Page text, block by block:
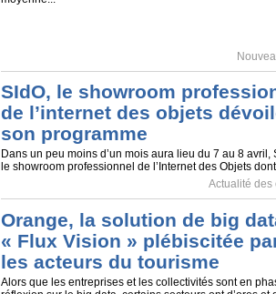
SIdO, le showroom
de l’internet des objets
son programme
Dans un peu moins d’un mois aura lieu du 7 au 8 avril,
le showroom professionnel de l’Internet des Objets
Actualité des
Orange, la solution de big
« Flux Vision » plébiscitée
les acteurs du tourisme
Alors que les entreprises et les collectivités sont en